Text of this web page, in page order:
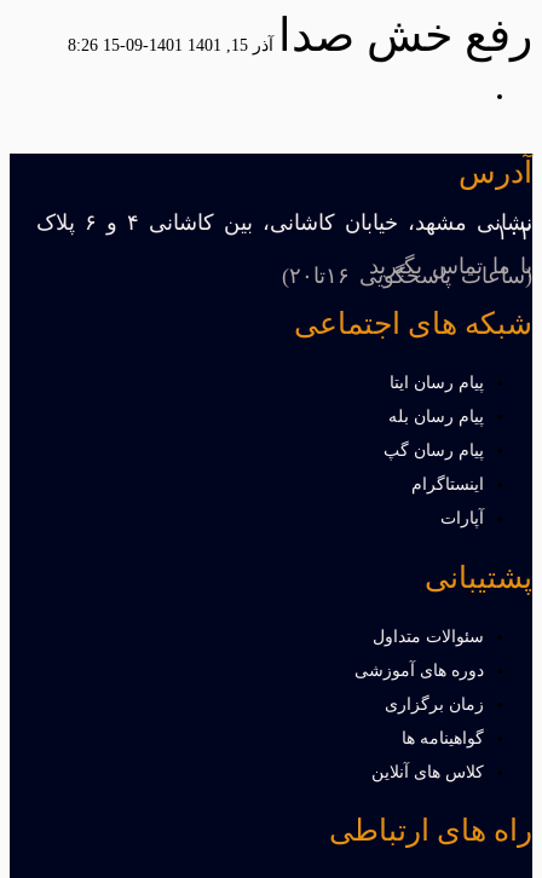
رفع خش صدا آذر 15, 1401 1401-09-15 8:26
آدرس
نشانی مشهد، خیابان کاشانی، بین کاشانی ۴ و ۶ پلاک
۱۰۲
با ما تماس بگیرید
(ساعات پاسخگویی ۱۶تا۲۰)
شبکه های اجتماعی
پیام رسان ایتا
پیام رسان بله
پیام رسان گپ
اینستاگرام
آپارات
پشتیبانی
سئوالات متداول
دوره های آموزشی
زمان برگزاری
گواهینامه ها
کلاس های آنلاین
راه های ارتباطی